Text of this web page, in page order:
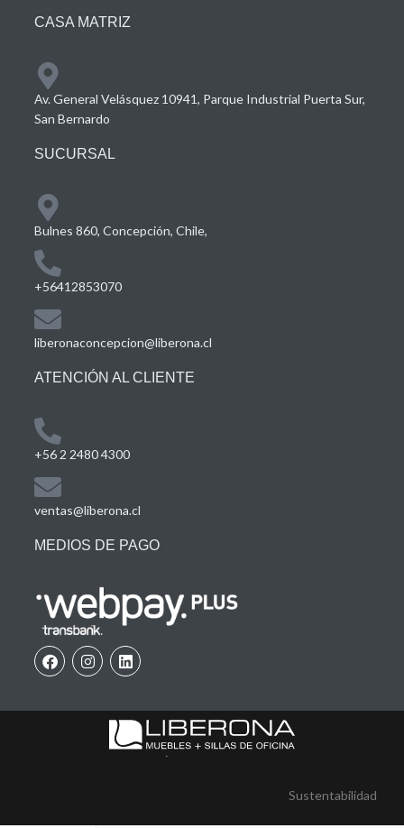
CASA MATRIZ
Av. General Velásquez 10941, Parque Industrial Puerta Sur,
San Bernardo
SUCURSAL
Bulnes 860, Concepción, Chile,
+56412853070
liberonaconcepcion@liberona.cl
ATENCIÓN AL CLIENTE
+56 2 2480 4300
ventas@liberona.cl
MEDIOS DE PAGO
Sustentabilidad